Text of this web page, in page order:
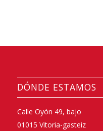
DÓNDE ESTAMOS
Calle Oyón 49, bajo
01015 Vitoria-gasteiz